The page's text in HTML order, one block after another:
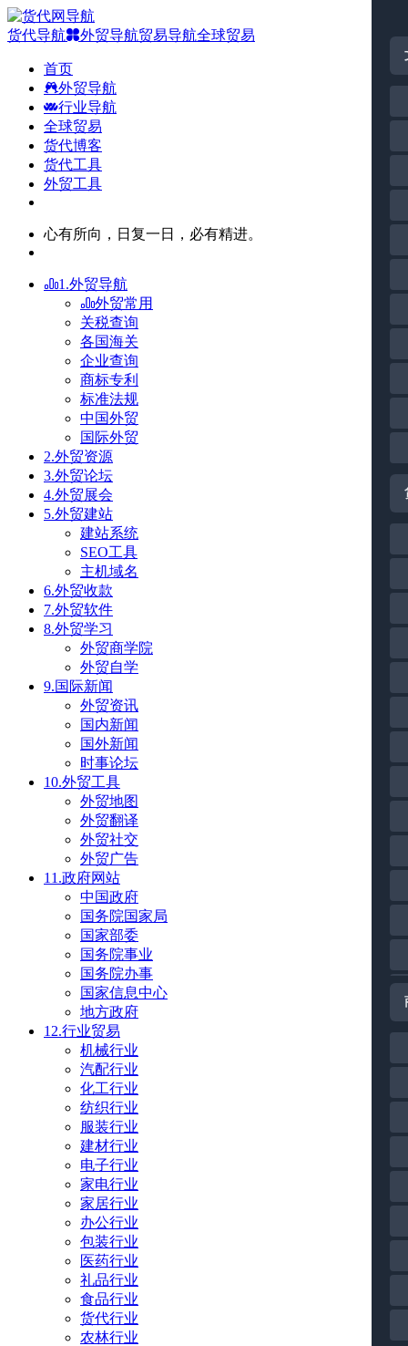
货代导航 外贸导航贸易导航全球贸易
首页
外贸导航
行业导航
全球贸易
货代博客
货代工具
外贸工具
心有所向，日复一日，必有精进。
1.外贸导航
外贸常用
关税查询
各国海关
企业查询
商标专利
标准法规
中国外贸
国际外贸
2.外贸资源
3.外贸论坛
4.外贸展会
5.外贸建站
建站系统
SEO工具
主机域名
6.外贸收款
7.外贸软件
8.外贸学习
外贸商学院
外贸自学
9.国际新闻
外贸资讯
国内新闻
国外新闻
时事论坛
10.外贸工具
外贸地图
外贸翻译
外贸社交
外贸广告
11.政府网站
中国政府
国务院国家局
国家部委
国务院事业
国务院办事
国家信息中心
地方政府
12.行业贸易
机械行业
汽配行业
化工行业
纺织行业
服装行业
建材行业
电子行业
家电行业
家居行业
办公行业
包装行业
医药行业
礼品行业
食品行业
货代行业
农林行业